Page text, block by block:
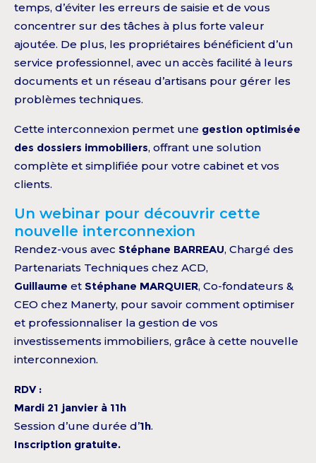
temps, d’éviter les erreurs de saisie et de vous
concentrer sur des tâches à plus forte valeur
ajoutée. De plus, les propriétaires bénéficient d’un
service professionnel, avec un accès facilité à leurs
documents et un réseau d’artisans pour gérer les
problèmes techniques.
Cette interconnexion permet une gestion optimisée
des dossiers immobiliers, offrant une solution
complète et simplifiée pour votre cabinet et vos
clients.
Un webinar pour découvrir cette
nouvelle interconnexion
Rendez-vous avec Stéphane BARREAU, Chargé des
Partenariats Techniques chez ACD,
Guillaume et Stéphane MARQUIER, Co-fondateurs &
CEO chez Manerty, pour savoir comment optimiser
et professionnaliser la gestion de vos
investissements immobiliers, grâce à cette nouvelle
interconnexion.
RDV :
Mardi 21 janvier à 11h
Session d’une durée d’1h.
Inscription gratuite.